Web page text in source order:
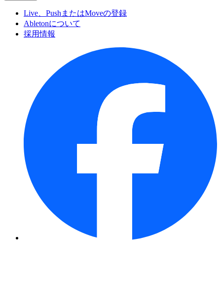
Live、PushまたはMoveの登録
Abletonについて
採用情報